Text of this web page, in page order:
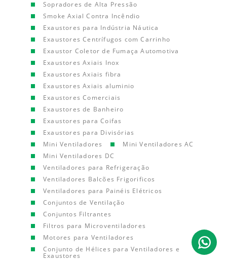
Sopradores de Alta Pressão
Smoke Axial Contra Incêndio
Exaustores para Indústria Náutica
Exaustores Centrífugos com Carrinho
Exaustor Coletor de Fumaça Automotiva
Exaustores Axiais Inox
Exaustores Axiais fibra
Exaustores Axiais aluminio
Exaustores Comerciais
Exaustores de Banheiro
Exaustores para Coifas
Exaustores para Divisórias
Mini Ventiladores
Mini Ventiladores AC
Mini Ventiladores DC
Ventiladores para Refrigeração
Ventiladores Balcões Frigorificos
Ventiladores para Painéis Elétricos
Conjuntos de Ventilação
Conjuntos Filtrantes
Filtros para Microventiladores
Motores para Ventiladores
Conjunto de Hélices para Ventiladores e
Exaustores